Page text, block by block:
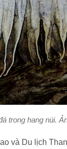
trong hang núi.
và Du lịch